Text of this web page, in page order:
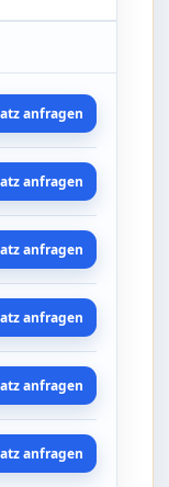
anfragen
anfragen
anfragen
anfragen
anfragen
anfragen